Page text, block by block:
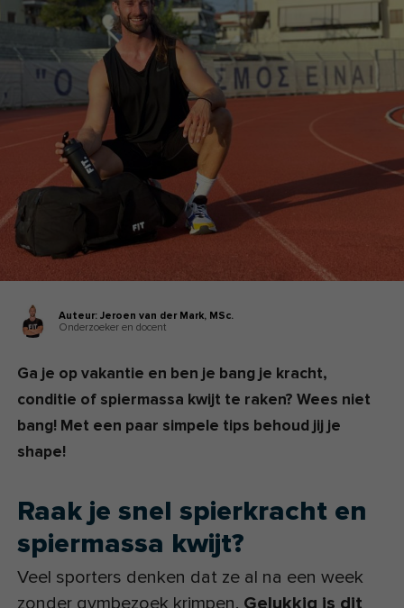
Auteur: Jeroen van der Mark, MSc.
Onderzoeker en docent
Ga je op vakantie en ben je bang je kracht,
conditie of spiermassa kwijt te raken? Wees niet
bang! Met een paar simpele tips behoud jij je
shape!
Raak je snel spierkracht en
spiermassa kwijt?
Veel sporters denken dat ze al na een week
zonder gymbezoek krimpen. Gelukkig is dit